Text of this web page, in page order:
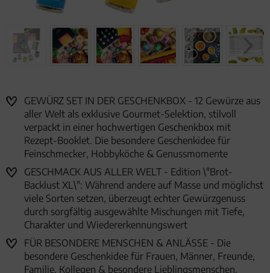
GEWÜRZ SET IN DER GESCHENKBOX - 12 Gewürze aus
aller Welt als exklusive Gourmet-Selektion, stilvoll
verpackt in einer hochwertigen Geschenkbox mit
Rezept-Booklet. Die besondere Geschenkidee für
Feinschmecker, Hobbyköche & Genussmomente
GESCHMACK AUS ALLER WELT - Edition \"Brot-
Backlust XL\": Während andere auf Masse und möglichst
viele Sorten setzen, überzeugt echter Gewürzgenuss
durch sorgfältig ausgewählte Mischungen mit Tiefe,
Charakter und Wiedererkennungswert
FÜR BESONDERE MENSCHEN & ANLÄSSE - Die
besondere Geschenkidee für Frauen, Männer, Freunde,
Familie, Kollegen & besondere Lieblingsmenschen.